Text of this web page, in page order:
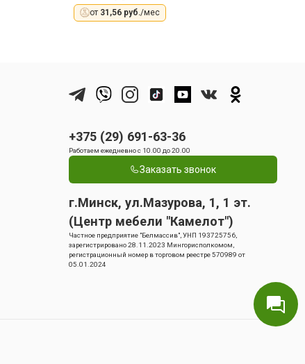
от 31,56 руб./мес
+375 (29) 691-63-36
Работаем ежедневно с 10.00 до 20.00
Заказать звонок
г.Минск, ул.Мазурова, 1, 1 эт.
(Центр мебели "Камелот")
Частное предприятие "Белмассив", УНП 193725756,
зарегистрировано 28.11.2023 Мингорисполкомом,
регистрационный номер в торговом реестре 570989 от
05.01.2024